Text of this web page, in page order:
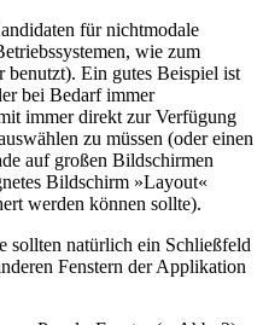
für nichtmodale
wie zum
Ein gutes Beispiel ist
bei Bedarf immer
immer direkt zur Verfügung
zu müssen (oder einen
auf großen Bildschirmen
Bildschirm »Layout«
werden können sollte).
sollten natürlich ein Schließfeld
Fenstern der Applikation